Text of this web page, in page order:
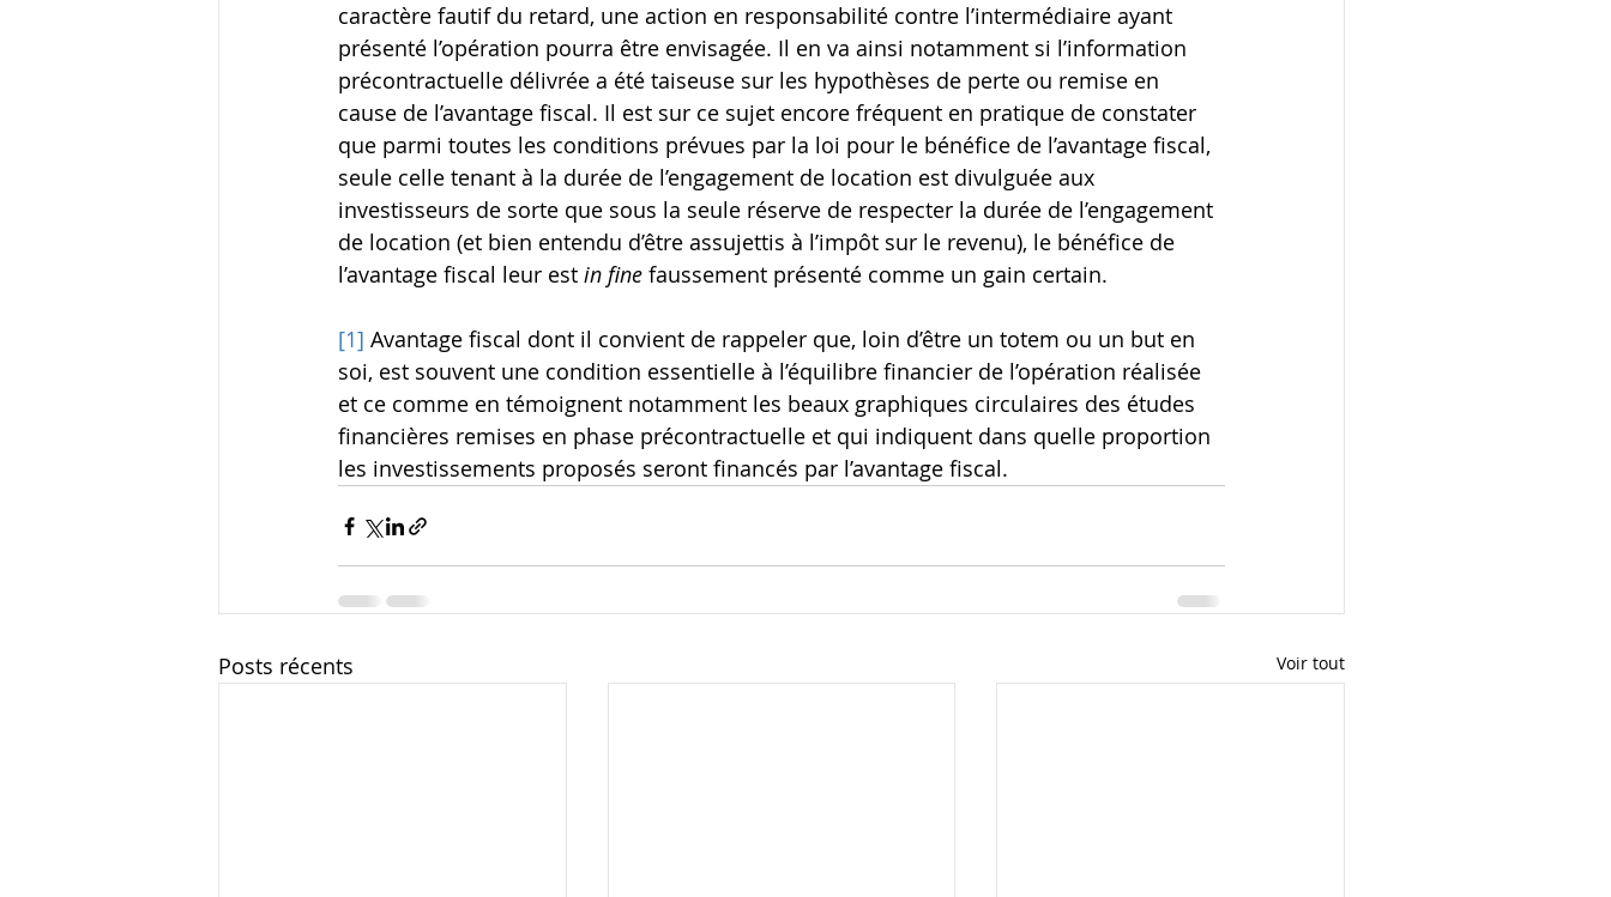
caractère fautif du retard, une action en responsabilité contre l’intermédiaire ayant
présenté l’opération pourra être envisagée. Il en va ainsi notamment si l’information
précontractuelle délivrée a été taiseuse sur les hypothèses de perte ou remise en
cause de l’avantage fiscal. Il est sur ce sujet encore fréquent en pratique de constater
que parmi toutes les conditions prévues par la loi pour le bénéfice de l’avantage fiscal,
seule celle tenant à la durée de l’engagement de location est divulguée aux
investisseurs de sorte que sous la seule réserve de respecter la durée de l’engagement
de location (et bien entendu d’être assujettis à l’impôt sur le revenu), le bénéfice de
l’avantage fiscal leur est in fine faussement présenté comme un gain certain.
[1] Avantage fiscal dont il convient de rappeler que, loin d’être un totem ou un but en
soi, est souvent une condition essentielle à l’équilibre financier de l’opération réalisée
et ce comme en témoignent notamment les beaux graphiques circulaires des études
financières remises en phase précontractuelle et qui indiquent dans quelle proportion
les investissements proposés seront financés par l’avantage fiscal.
Posts récents Voir tout